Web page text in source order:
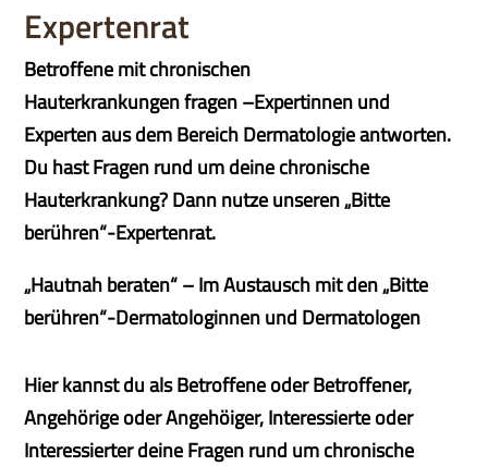
Expertenrat
Betroffene mit chronischen
Hauterkrankungen fragen –Expertinnen und
Experten aus dem Bereich Dermatologie antworten.
Du hast Fragen rund um deine chronische
Hauterkrankung? Dann nutze unseren „Bitte
berühren“-Expertenrat.
„Hautnah beraten“ – Im Austausch mit den „Bitte
berühren“-Dermatologinnen und Dermatologen
Hier kannst du als Betroffene oder Betroffener,
Angehörige oder Angehöiger, Interessierte oder
Interessierter deine Fragen rund um chronische